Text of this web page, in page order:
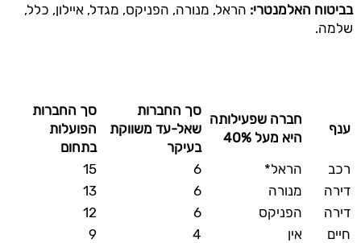
בביטוח האלמנטרי: הראל, מנורה, הפניקס, מגדל, איילון, כלל,
שלמה.
ענף
חברה שפעילותה
היא מעל 40%
סך החברות
שאל-עד משווקת
בעיקר
סך החברות
הפועלות
בתחום
רכב
הראל* 6
15
דירה
מנורה 6
13
דירה
הפניקס 6
12
חיים
אין 4
9